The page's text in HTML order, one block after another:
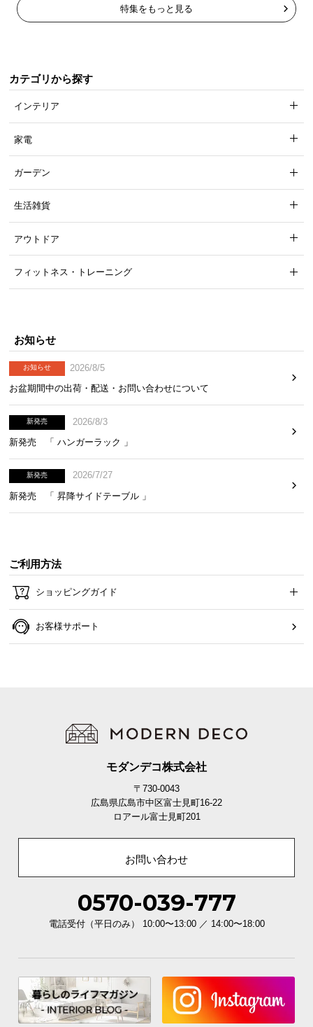
特集をもっと見る
カテゴリから探す
インテリア
家電
ガーデン
生活雑貨
アウトドア
フィットネス・トレーニング
お知らせ
お知らせ
2026/8/5
お盆期間中の出荷・配送・お問い合わせについて
新発売
2026/8/3
新発売 「 ハンガーラック 」
新発売
2026/7/27
新発売 「 昇降サイドテーブル 」
ご利用方法
ショッピングガイド
お客様サポート
モダンデコ株式会社
〒730-0043
広島県広島市中区富士見町16-22
ロアール富士見町201
お問い合わせ
0570-039-777
電話受付（平日のみ） 10:00〜13:00 ／ 14:00〜18:00